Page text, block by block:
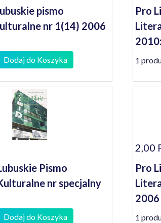
pismo
nr 1(14) 2006
Dodaj do Koszyka
Pro
1
Pismo
nr specjalny
Dodaj do Koszyka
2,00
Pro
2006
1